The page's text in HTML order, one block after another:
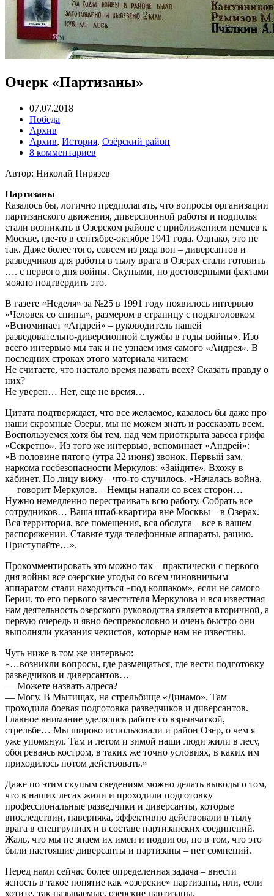
Очерк «Партизаны»
07.07.2018
Победа
Архив
Архив, История, Озёрский район
8 комментариев
Автор: Николай Пирязев
Партизаны
Казалось бы, логично предполагать, что вопросы организации
партизанского движения, диверсионной работы и подполья
стали возникать в Озерском районе с приближением немцев к
Москве, где-то в сентябре-октябре 1941 года. Однако, это не
так. Даже более того, совсем из ряда вон – диверсантов и
разведчиков для работы в тылу врага в Озерах стали готовить
…. с первого дня войны. Скупыми, но достоверными фактами
можно подтвердить это.
В газете «Неделя» за №25 в 1991 году появилось интервью
«Человек со спины», размером в страницу с подзаголовком
«Вспоминает «Андрей» – руководитель нашей
разведовательно-диверсионной службы в годы войны». Изо
всего интервью мы так и не узнаем имя самого «Андрея». В
последних строках этого материала читаем:
Не считаете, что настало время назвать всех? Сказать правду о
них?
Не уверен… Нет, еще не время…
Цитата подтверждает, что все желаемое, казалось бы даже про
наши скромные Озеры, мы не можем знать и рассказать всем.
Воспользуемся хотя бы тем, над чем приоткрыта завеса грифа
«Секретно». Из того же интервью, вспоминает «Андрей»:
«В половине пятого (утра 22 июня) звонок. Первый зам.
наркома госбезопасности Меркулов: «Зайдите». Вхожу в
кабинет. По лицу вижу – что-то случилось. «Началась война,
— говорит Меркулов. – Немцы напали со всех сторон…
Нужно немедленно перестраивать всю работу. Собрать все
сотрудников… Ваша штаб-квартира вне Москвы – в Озерах.
Вся территория, все помещения, вся обслуга – все в вашем
распоряжении. Ставьте туда телефонные аппараты, рацию.
Приступайте…».
Прокомментировать это можно так – практически с первого
дня войны все озерские угодья со всем чиновничьим
аппаратом стали находиться «под колпаком», если не самого
Берии, то его первого заместителя Меркулова и вся известная
нам деятельность озерского руководства является вторичной, а
первую очередь и явно беспрекословно и очень быстро они
выполняли указания чекистов, которые нам не известны.
Чуть ниже в том же интервью:
«…возникли вопросы, где размещаться, где вести подготовку
разведчиков и диверсантов…
— Можете назвать адреса?
— Могу. В Мытищах, на стрельбище «Динамо». Там
проходила боевая подготовка разведчиков и диверсантов.
Главное внимание уделялось работе со взрывчаткой,
стрельбе… Мы широко использовали и район Озер, о чем я
уже упомянул. Там и летом и зимой наши люди жили в лесу,
обогреваясь костром, в таких же точно условиях, в каких им
приходилось потом действовать.»
Даже по этим скупым сведениям можно делать выводы о том,
что в наших лесах жили и проходили подготовку
профессиональные разведчики и диверсанты, которые
впоследствии, наверняка, эффективно действовали в тылу
врага в спецгруппах и в составе партизанских соединений.
Жаль, что мы не знаем их имен и подвигов, но в том, что это
были настоящие диверсанты и партизаны – нет сомнений.
Перед нами сейчас более определенная задача – внести
ясность в такое понятие как «озерские» партизаны, или, если
хотите, так называемые, озерские партизаны.